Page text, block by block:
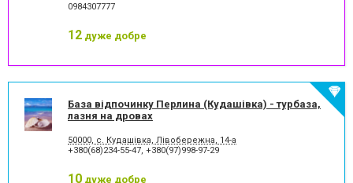
0984307777
12 дуже добре
База відпочинку Перлина (Кудашівка) - турбаза,
лазня на дровах
50000, с. Кудашівка, Лівобережна, 14-а
+380(68)234-55-47, +380(97)998-97-29
10 дуже добре